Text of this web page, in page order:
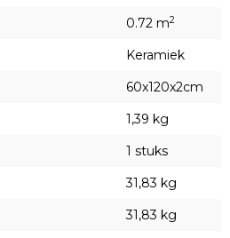
0.72 m2
Keramiek
60x120x2cm
1,39 kg
1 stuks
31,83 kg
31,83 kg